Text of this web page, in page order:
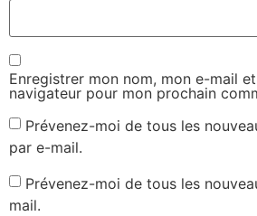
Enregistrer mon nom, mon e-mail
navigateur pour mon prochain
Prévenez-moi de tous les
par e-mail.
Prévenez-moi de tous les
mail.